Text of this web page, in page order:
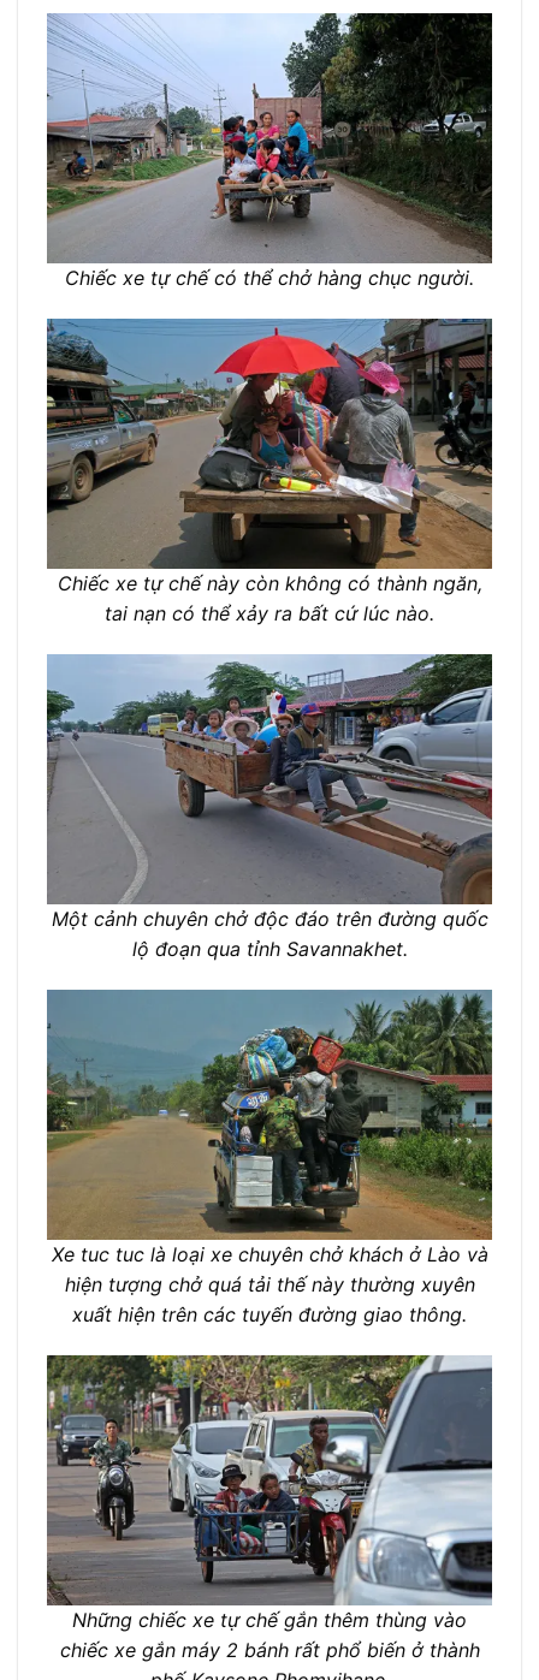
Chiếc xe tự chế có thể chở hàng chục người.
Chiếc xe tự chế này còn không có thành ngăn,
tai nạn có thể xảy ra bất cứ lúc nào.
Một cảnh chuyên chở độc đáo trên đường quốc
lộ đoạn qua tỉnh Savannakhet.
Xe tuc tuc là loại xe chuyên chở khách ở Lào và
hiện tượng chở quá tải thế này thường xuyên
xuất hiện trên các tuyến đường giao thông.
Những chiếc xe tự chế gắn thêm thùng vào
chiếc xe gắn máy 2 bánh rất phổ biến ở thành